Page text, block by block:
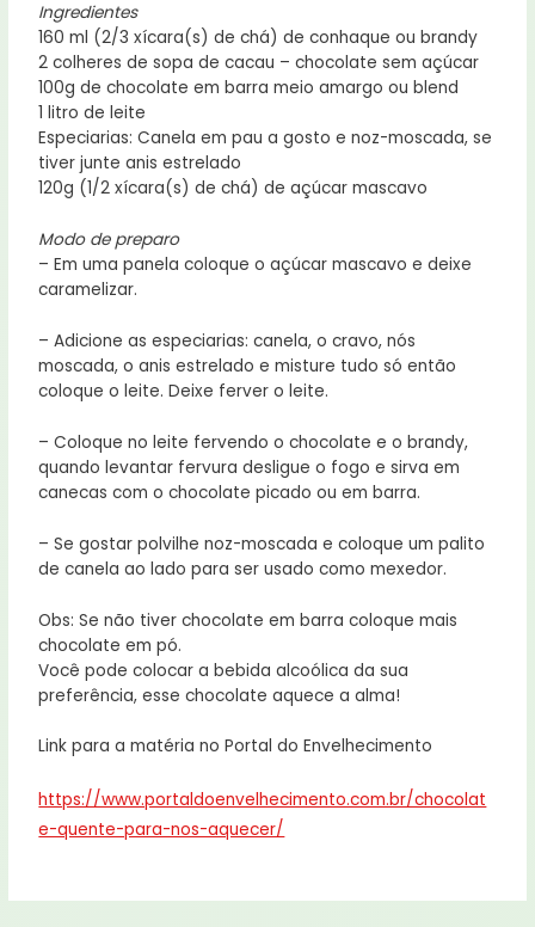
Ingredientes
160 ml (2/3 xícara(s) de chá) de conhaque ou brandy
2 colheres de sopa de cacau – chocolate sem açúcar
100g de chocolate em barra meio amargo ou blend
1 litro de leite
Especiarias: Canela em pau a gosto e noz-moscada, se
tiver junte anis estrelado
120g (1/2 xícara(s) de chá) de açúcar mascavo
Modo de preparo
– Em uma panela coloque o açúcar mascavo e deixe
caramelizar.
– Adicione as especiarias: canela, o cravo, nós
moscada, o anis estrelado e misture tudo só então
coloque o leite. Deixe ferver o leite.
– Coloque no leite fervendo o chocolate e o brandy,
quando levantar fervura desligue o fogo e sirva em
canecas com o chocolate picado ou em barra.
– Se gostar polvilhe noz-moscada e coloque um palito
de canela ao lado para ser usado como mexedor.
Obs: Se não tiver chocolate em barra coloque mais
chocolate em pó.
Você pode colocar a bebida alcoólica da sua
preferência, esse chocolate aquece a alma!
Link para a matéria no Portal do Envelhecimento
https://www.portaldoenvelhecimento.com.br/chocolat
e-quente-para-nos-aquecer/